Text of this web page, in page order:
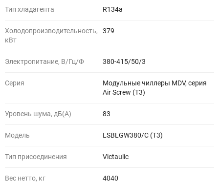
Тип хладагента R134a
Холодопроизводительность,
кВт
379
Электропитание, В/Гц/Ф 380-415/50/3
Серия
Модульные чиллеры MDV, серия
Air Screw (T3)
Уровень шума, дБ(A) 83
Модель LSBLGW380/C (T3)
Тип присоединения Victaulic
Вес нетто, кг 4040